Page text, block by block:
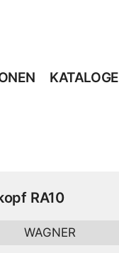
KATALOGE
RA10
WAGNER